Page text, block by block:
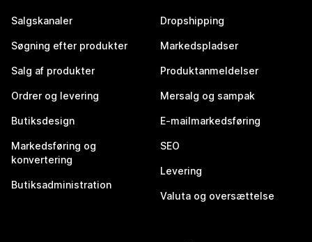
Salgskanaler
Søgning efter produkter
Salg af produkter
Ordrer og levering
Butiksdesign
Markedsføring og
konvertering
Butiksadministration
Dropshipping
Markedspladser
Produktanmeldelser
Mersalg og sampak
E-mailmarkedsføring
SEO
Levering
Valuta og oversættelse